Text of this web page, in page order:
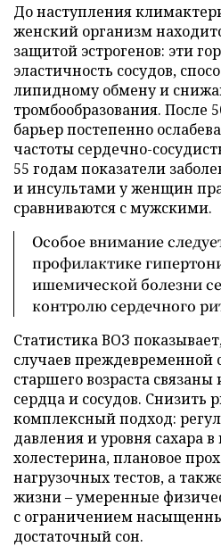
До наступления
женский организм
защитой эстрогенов: эти
эластичность сосудов,
липидному обмену и
тромбообразования. После
барьер постепенно
частоты сердечно-
55 годам показатели
и инсультами у женщин
сравниваются с мужскими.
Особое внимание
профилактике
ишемической болезни
контролю сердечного
Статистика ВОЗ
случаев
старшего возраста
сердца и сосудов. Снизить
комплексный подход:
давления и уровня сахара
холестерина, плановое
нагрузочных тестов, а
жизни – умеренные
с ограничением
достаточный сон.